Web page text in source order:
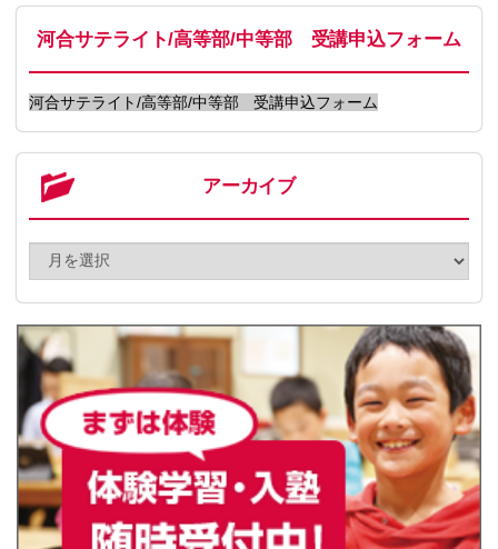
河合サテライト/高等部/中等部 受講申込フォーム
河合サテライト/高等部/中等部 受講申込フォーム
アーカイブ